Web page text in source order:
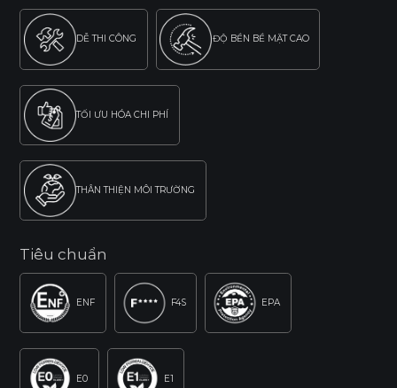
DỄ THI CÔNG ĐỘ BỀN BỀ MẶT CAO
TỐI ƯU HÓA CHI PHÍ
THÂN THIỆN MÔI TRƯỜNG
Tiêu chuẩn
ENF F4S EPA
E0 E1